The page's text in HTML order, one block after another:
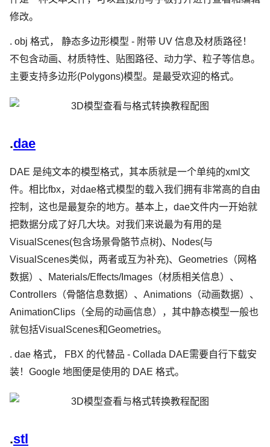
修改。
. obj 格式， 静态多边形模型 - 附带 UV 信息及材质路径！
不包含动画、材质特性、贴图路径、动力学、粒子等信息。
主要支持多边形(Polygons)模型。是最受欢迎的格式。
.dae
DAE 是纯文本的模型格式，其本质就是一个单纯的xml文
件。相比fbx，对dae格式模型的载入我们拥有非常高的自由
控制，这也是最复杂的地方。基本上，dae文件内一开始就
把数据分成了好几大块。对我们来说最为有用的是
VisualScenes(包含场景骨骼节点树)、Nodes(与
VisualScenes类似，两者或互为补充)、Geometries（网格
数据）、Materials/Effects/Images（材质相关信息）、
Controllers（骨骼信息数据）、Animations（动画数据）、
AnimationClips（全局的动画信息），其中静态模型一般也
就包括VisualScenes和Geometries。
. dae 格式， FBX 的代替品 - Collada DAE需要自行下载安
装！Google 地图便是使用的 DAE 格式。
.stl